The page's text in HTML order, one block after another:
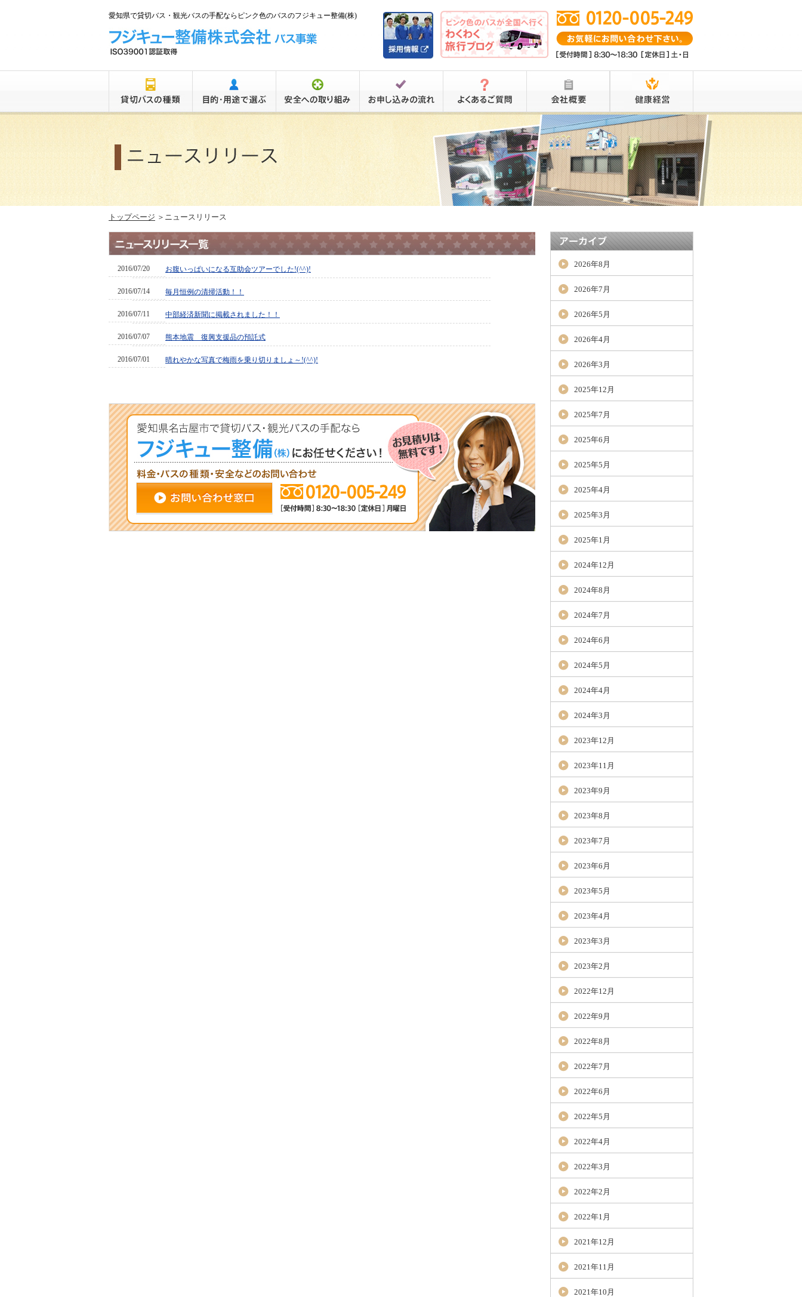
愛知県で貸切バス・観光バスの手配ならピンク色のバスのフジキュー整備(株)
トップページ ＞ニュースリリース
2016/07/20 お腹いっぱいになる互助会ツアーでした!(^^)!
2016/07/14 毎月恒例の清掃活動！！
2016/07/11 中部経済新聞に掲載されました！！
2016/07/07 熊本地震 復興支援品の預託式
2016/07/01 晴れやかな写真で梅雨を乗り切りましょ～!(^^)!
2026年8月
2026年7月
2026年5月
2026年4月
2026年3月
2025年12月
2025年7月
2025年6月
2025年5月
2025年4月
2025年3月
2025年1月
2024年12月
2024年8月
2024年7月
2024年6月
2024年5月
2024年4月
2024年3月
2023年12月
2023年11月
2023年9月
2023年8月
2023年7月
2023年6月
2023年5月
2023年4月
2023年3月
2023年2月
2022年12月
2022年9月
2022年8月
2022年7月
2022年6月
2022年5月
2022年4月
2022年3月
2022年2月
2022年1月
2021年12月
2021年11月
2021年10月